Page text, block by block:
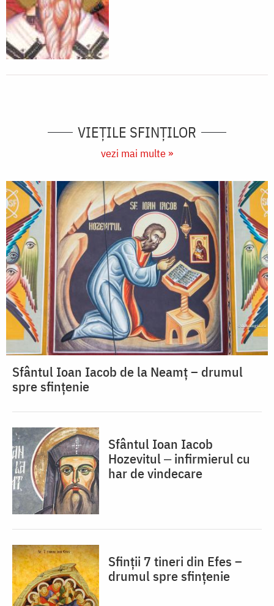
VIEŢILE SFINŢILOR
vezi mai multe »
Sfântul Ioan Iacob de la Neamț – drumul
spre sfințenie
Sfântul Ioan Iacob
Hozevitul ‒ infirmierul cu
har de vindecare
Sfinții 7 tineri din Efes –
drumul spre sfințenie